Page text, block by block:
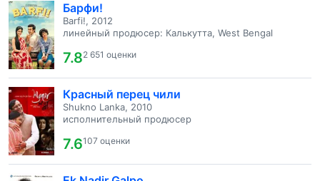
Барфи!
Barfi!, 2012
линейный продюсер: Калькутта, West Bengal
7.82 651 оценки
Красный перец чили
Shukno Lanka, 2010
исполнительный продюсер
7.6107 оценки